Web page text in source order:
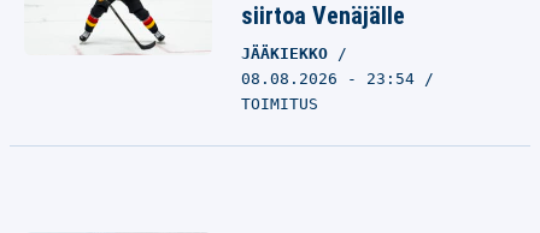
siirtoa Venäjälle
JÄÄKIEKKO
08.08.2026 - 23:54
TOIMITUS